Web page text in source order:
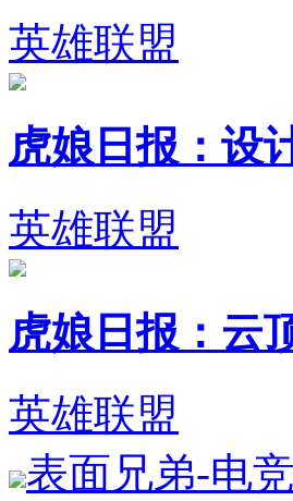
英雄联盟
虎娘日报：设
英雄联盟
虎娘日报：云
英雄联盟
表面兄弟-电